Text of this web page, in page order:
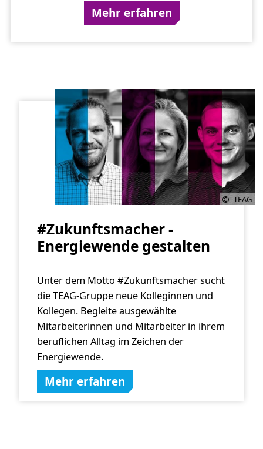
Mehr erfahren
TEAG
#Zukunftsmacher -
Energiewende gestalten
Unter dem Motto #Zukunftsmacher sucht
die TEAG-Gruppe neue Kolleginnen und
Kollegen. Begleite ausgewählte
Mitarbeiterinnen und Mitarbeiter in ihrem
beruflichen Alltag im Zeichen der
Energiewende.
Mehr erfahren